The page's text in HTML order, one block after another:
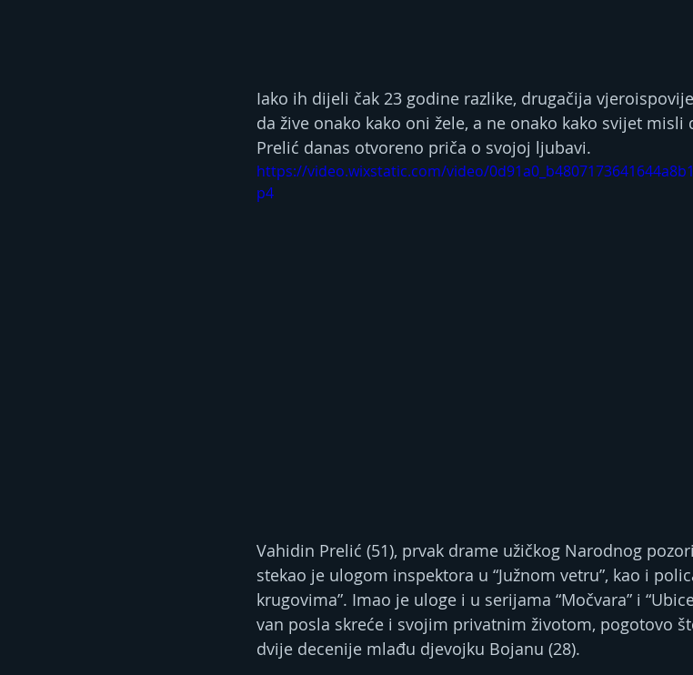
Iako ih dijeli čak 23 godine razlike, drugačija
da žive onako kako oni žele, a ne onako kako svijet
Prelić danas otvoreno priča o svojoj ljubavi.
https://video.wixstatic.com/video/
p4
Vahidin Prelić (51), prvak drame užičkog Narodnog
stekao je ulogom inspektora u “Južnom vetru”, kao i
krugovima”. Imao je uloge i u serijama “Močvara” i
van posla skreće i svojim privatnim životom, pogotovo
dvije decenije mlađu djevojku Bojanu (28).